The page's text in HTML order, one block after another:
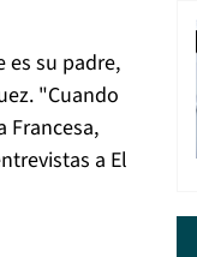
es su padre,
"Cuando
Francesa,
a El